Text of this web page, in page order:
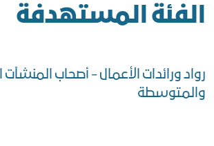
الفئة المستهدفة
رواد ورائدات الأعمال - أصحاب المنشآت
والمتوسطة